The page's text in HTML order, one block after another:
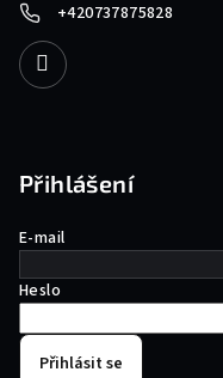
+420737875828
Přihlášení
E-mail
Heslo
Přihlásit se